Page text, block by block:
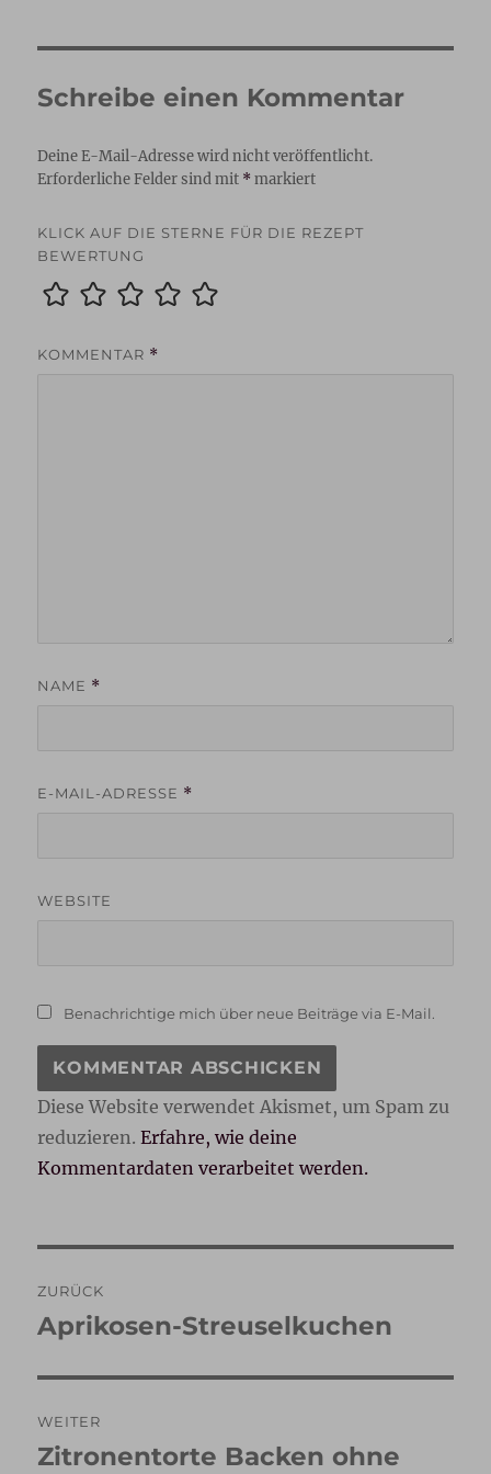
Schreibe einen Kommentar
Deine E-Mail-Adresse wird nicht veröffentlicht.
Erforderliche Felder sind mit *markiert
KLICK AUF DIE STERNE FÜR DIE REZEPT
BEWERTUNG
KOMMENTAR *
NAME *
E-MAIL-ADRESSE *
WEBSITE
Benachrichtige mich über neue Beiträge via E-Mail.
Diese Website verwendet Akismet, um Spam zu
reduzieren.Erfahre, wie deine
Kommentardaten verarbeitet werden.
ZURÜCK
Vorheriger
Aprikosen-Streuselkuchen
WEITER
Nächster
Zitronentorte Backen ohne